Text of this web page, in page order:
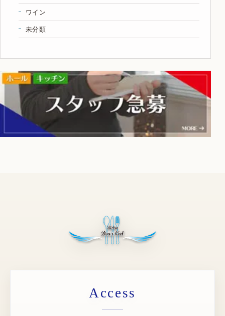
ワイン
未分類
Access